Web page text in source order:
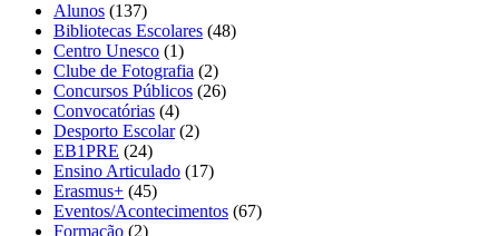
Alunos (137)
Bibliotecas Escolares (48)
Centro Unesco (1)
Clube de Fotografia (2)
Concursos Públicos (26)
Convocatórias (4)
Desporto Escolar(2)
EB1PRE (24)
Ensino Articulado (17)
Erasmus+ (45)
Eventos/Acontecimentos (67)
Formação (2)